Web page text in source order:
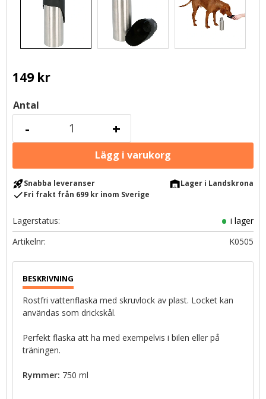
149kr
Antal
+
-
rocket_launchSnabba leveranser warehouseLager i Landskrona
checkFri frakt från 699 kr inom Sverige
Lagerstatus
i lager
Artikelnr
K0505
Rostfri vattenflaska med skruvlock av plast. Locket kan
användas som drickskål.
Perfekt flaska att ha med exempelvis i bilen eller på
träningen.
Rymmer: 750 ml